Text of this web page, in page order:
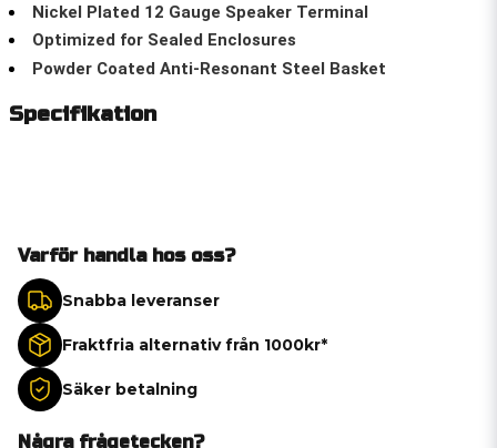
Nickel Plated 12 Gauge Speaker Terminal
Optimized for Sealed Enclosures
Powder Coated Anti-Resonant Steel Basket
Specifikation
Varför handla hos oss?
Snabba leveranser
Fraktfria alternativ från 1000kr*
Säker betalning
Några frågetecken?